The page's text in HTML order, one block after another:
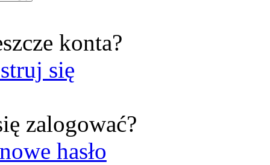
konta?
się
zalogować?
hasło